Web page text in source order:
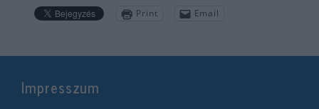
Print Email
Impresszum